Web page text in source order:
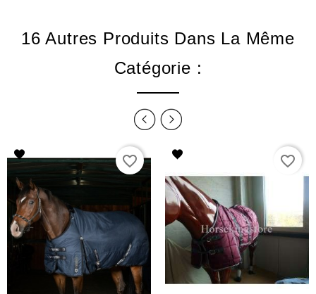
16 Autres Produits Dans La Même
Catégorie :
favorite_border favorite_border